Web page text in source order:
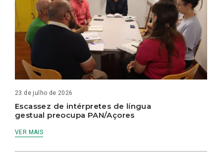
23 de julho de 2026
Escassez de intérpretes de língua
gestual preocupa PAN/Açores
VER MAIS